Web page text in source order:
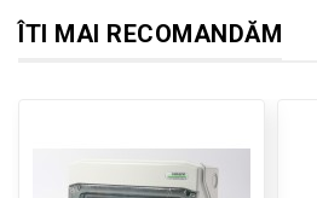
ÎTI MAI RECOMANDĂM